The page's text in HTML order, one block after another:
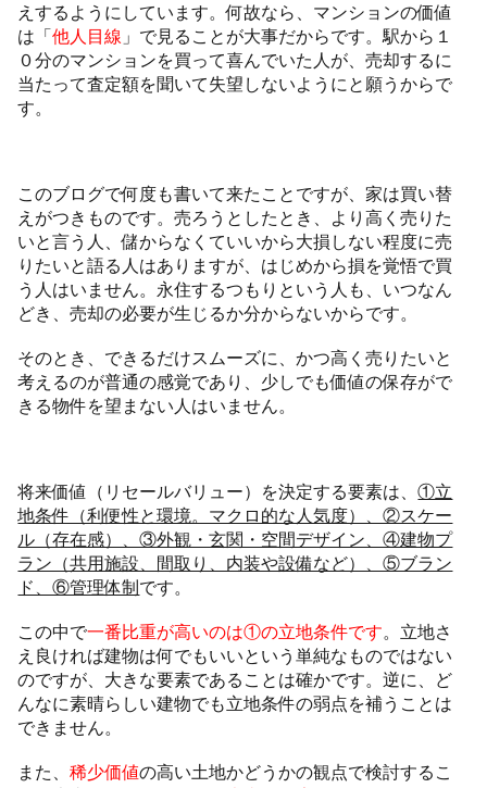
えするようにしています。何故なら、マンションの価値
は「他人目線 」で見ることが大事だからです。駅から１
０分のマンションを買って喜んでいた人が、売却するに
当たって査定額を聞いて失望しないようにと願うからで
す。
このブログで何度も書いて来たことですが、家は買い替
えがつきものです。売ろうとしたとき、より高く売りた
いと言う人、儲からなくていいから大損しない程度に売
りたいと語る人はありますが、はじめから損を覚悟で買
う人はいません。永住するつもりという人も、いつなん
どき、売却の必要が生じるか分からないからです。
そのとき、できるだけスムーズに、かつ高く売りたいと
考えるのが普通の感覚であり、少しでも価値の保存がで
きる物件を望まない人はいません。
将来価値（リセールバリュー）を決定する要素は、①立
地条件（利便性と環境。マクロ的な人気度）、②スケー
ル（存在感）、③外観・玄関・空間デザイン、④建物プ
ラン（共用施設、間取り、内装や設備など）、⑤ブラン
ド、⑥管理体制です。
この中で一番比重が高いのは①の立地条件です。立地さ
え良ければ建物は何でもいいという単純なものではない
のですが、大きな要素であることは確かです。逆に、ど
んなに素晴らしい建物でも立地条件の弱点を補うことは
できません。
また、稀少価値の高い土地かどうかの観点で検討するこ